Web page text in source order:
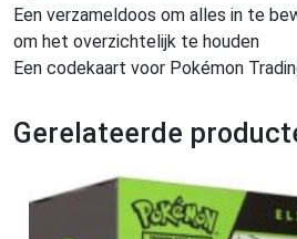
Een verzameldoos om alles in te
om het overzichtelijk te houden
Een codekaart voor Pokémon
Gerelateerde